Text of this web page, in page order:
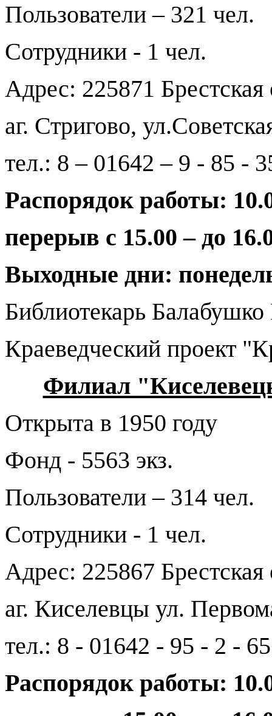
Пользователи – 321 чел.
Сотрудники - 1 чел.
Адрес: 225871
аг. Стригово,
тел.: 8 – 01642 – 9 - 85 -
Распорядок работы:
перерыв с 15.00 – до
Выходные дни:
Библиотекарь
Краеведческий проект
Филиал
Открыта в 1950 году
Фонд - 5563 экз.
Пользователи – 314 чел.
Сотрудники - 1 чел.
Адрес: 225867
аг. Киселевцы ул.
тел.: 8 - 01642 - 95 - 2 - 65
Распорядок работы: